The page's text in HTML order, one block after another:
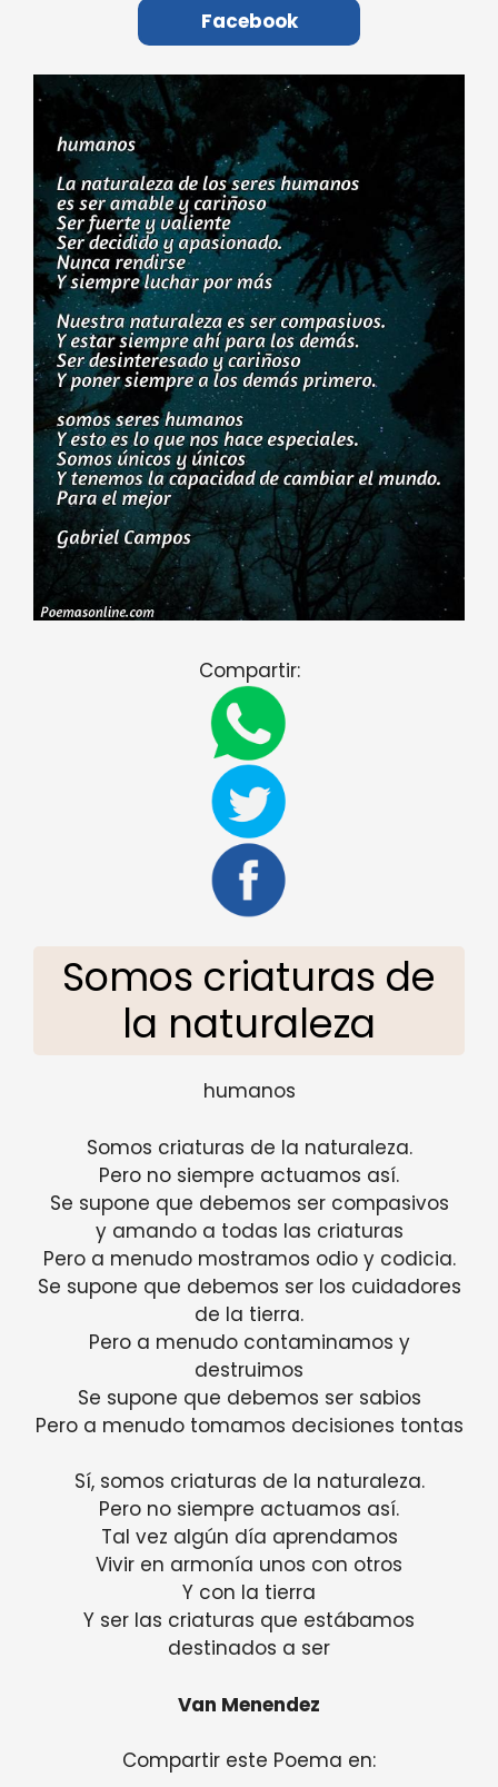
Facebook
Compartir:
Somos criaturas de
la naturaleza
humanos
Somos criaturas de la naturaleza.
Pero no siempre actuamos así.
Se supone que debemos ser compasivos
y amando a todas las criaturas
Pero a menudo mostramos odio y codicia.
Se supone que debemos ser los cuidadores
de la tierra.
Pero a menudo contaminamos y
destruimos
Se supone que debemos ser sabios
Pero a menudo tomamos decisiones tontas
Sí, somos criaturas de la naturaleza.
Pero no siempre actuamos así.
Tal vez algún día aprendamos
Vivir en armonía unos con otros
Y con la tierra
Y ser las criaturas que estábamos
destinados a ser
Van Menendez
Compartir este Poema en: